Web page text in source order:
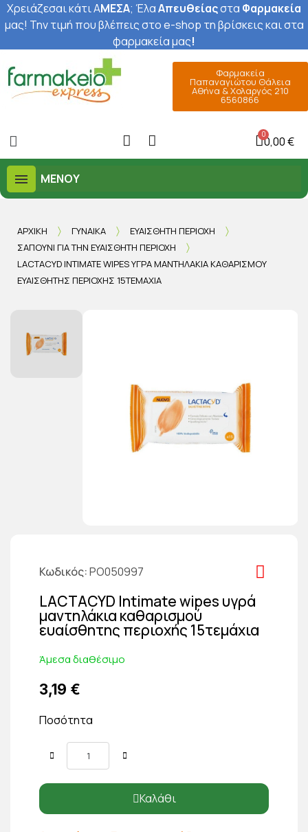
Χρειάζεσαι κάτι ΑΜΕΣΑ; ΈλαΑπευθείαςστα Φαρμακεία
μας! Την τιμή που βλέπεις στο e-shop τη βρίσκεις και στα
φαρμακεία μας!
Φαρμακεία
Παπαναγιώτου Θάλεια
Αθήνα & Χολαργός 210
6560866
0,00 €
ΜΕΝΟΎ
ΑΡΧΙΚΉ ΓΥΝΑΊΚΑ
ΕΥΑΊΣΘΗΤΗ ΠΕΡΙΟΧΉ
ΣΑΠΟΎΝΙ ΓΙΑ ΤΗΝ ΕΥΑΊΣΘΗΤΗ ΠΕΡΙΟΧΉ
LACTACYD INTIMATE WIPES ΥΓΡΆ ΜΑΝΤΗΛΆΚΙΑ ΚΑΘΑΡΙΣΜΟΎ
ΕΥΑΊΣΘΗΤΗΣ ΠΕΡΙΟΧΉΣ 15ΤΕΜΆΧΙΑ
Κωδικός PO050997
LACTACYD Intimate wipes υγρά
μαντηλάκια καθαρισμού
ευαίσθητης περιοχής 15τεμάχια
Άμεσα διαθέσιμο
3,19 €
Ποσότητα
Καλάθι